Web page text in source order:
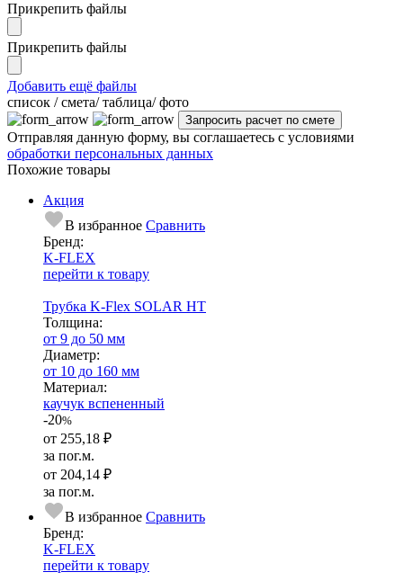
Прикрепить файлы
Прикрепить файлы
Добавить ещё файлы
cписок / смета/ таблица/ фото
Отправляя данную форму, вы соглашаетесь с условиями
обработки персональных данных
Похожие товары
Акция
В избранное Сравнить
Бренд:
K-FLEX
перейти к товару
Трубка K-Flex SOLAR HT
Тол­щи­на:
от 9 до 50 мм
Диаметр:
от 10 до 160 мм
Ма­­те­­ри­­ал:
каучук вспененный
-20%
от 255,18 ₽
за пог.м.
от 204,14 ₽
за пог.м.
В избранное Сравнить
Бренд:
K-FLEX
перейти к товару